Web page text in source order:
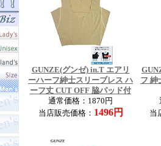
GUNZE(グンゼ) in.T エアリ
ーハーフ紳士スリーブレス ハ
ーフ丈 CUT OFF 脇パッド付
通常価格：1870円
当店販売価格： 1496円
フ 紳
当